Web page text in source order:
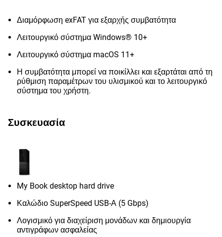
Διαμόρφωση exFAT για εξαρχής συμβατότητα
Λειτουργικό σύστημα Windows® 10+
Λειτουργικό σύστημα macOS 11+
Η συμβατότητα μπορεί να ποικίλλει και εξαρτάται από τη
ρύθμιση παραμέτρων του υλισμικού και το λειτουργικό
σύστημα του χρήστη.
Συσκευασία
My Book desktop hard drive
Καλώδιο SuperSpeed USB-Α (5 Gbps)
Λογισμικό για διαχείριση μονάδων και δημιουργία
αντιγράφων ασφαλείας